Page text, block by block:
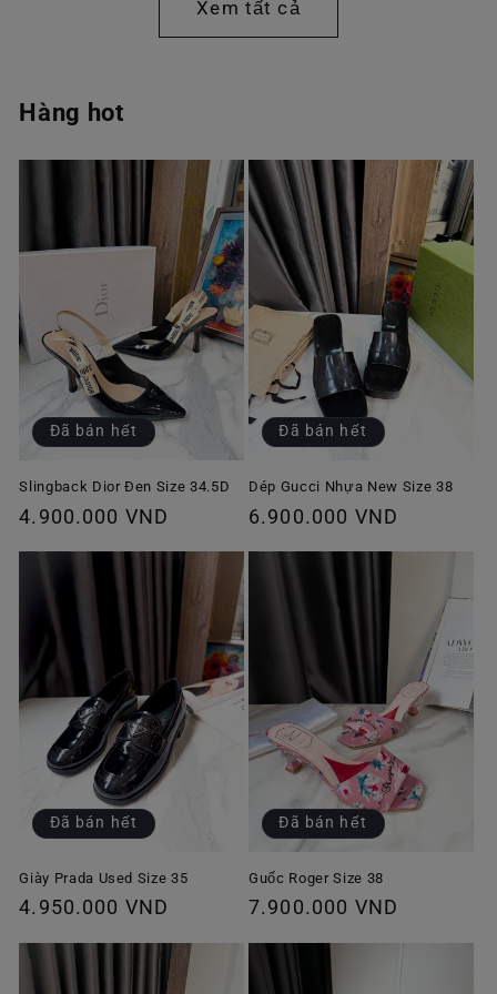
Xem tất cả
Hàng hot
Đã bán hết
Slingback Dior Đen Size 34.5D
Giá
thường
4.900.000 VND
Đã bán hết
Dép Gucci Nhựa New Size 38
Giá
6.900.000 VND
Đã bán hết
Giày Prada Used Size 35
Giá
thường
4.950.000 VND
Đã bán hết
Guốc Roger Size 38
Giá
thường
7.900.000 VND